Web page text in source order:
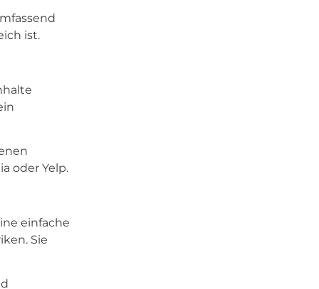
ist.
oder Yelp.
einfache
Sie